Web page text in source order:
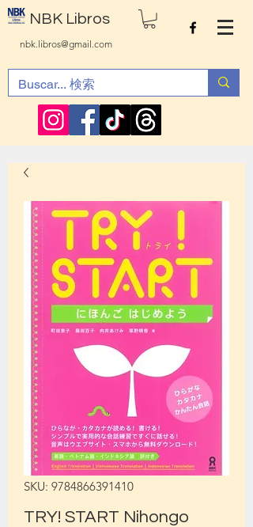
NBK Libros
nbk.libros@gmail.com
SKU: 9784866391410
TRY! START Nihongo